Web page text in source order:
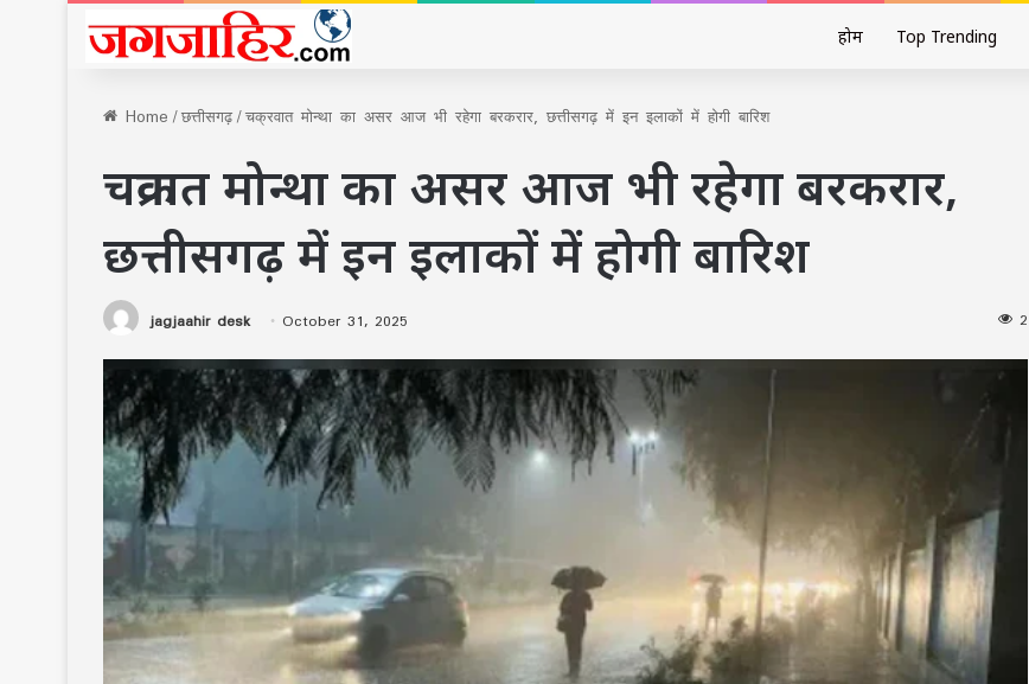
होम Top Trending
Home/छत्तीसगढ़/चक्रवात मोन्था का असर आज भी रहेगा बरकरार, छत्तीसगढ़ में इन इलाकों में होगी बारिश
चक्रवात मोन्था का असर आज भी रहेगा बरकरार,
छत्तीसगढ़ में इन इलाकों में होगी बारिश
jagjaahir desk October 31, 2025 2